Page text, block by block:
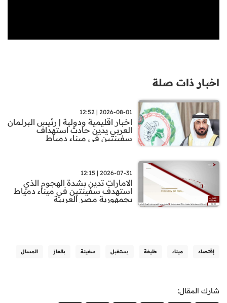
اخبار ذات صلة
2026-08-01 | 12:52
أخبار اقليمية ودولية | رئيس البرلمان
العربي يدين حادث استهداف
سفينتين في ميناء دمياط
2026-07-31 | 12:15
الامارات تدين بشدة الهجوم الذي
استهدف سفينتين في ميناء دمياط
بجمهورية مصر العربية
إقتصاد ميناء خليفة يستقبل سفينة بالغاز المسال
شارك المقال: